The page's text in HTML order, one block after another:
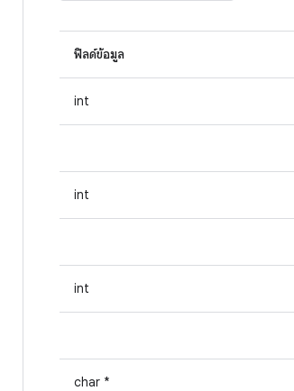
ฟิลด์ข้อมูล
int
int
int
char *